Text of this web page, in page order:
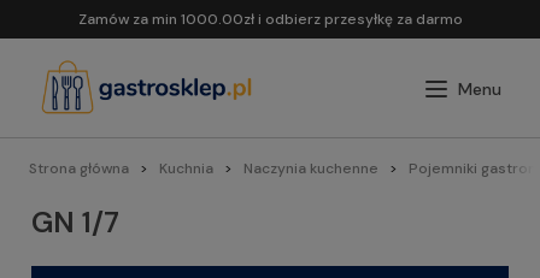
Zamów za min 1000.00zł i odbierz przesyłkę za darmo
Strona główna Kuchnia Naczynia kuchenne Pojemniki
GN 1/7